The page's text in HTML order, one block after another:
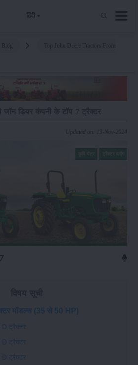
हिंदी
Updated on: 19-Nov-2024
मॉडल्स (35 से 50 HP)
D ट्रैक्टर
D ट्रैक्टर
D ट्रैक्टर